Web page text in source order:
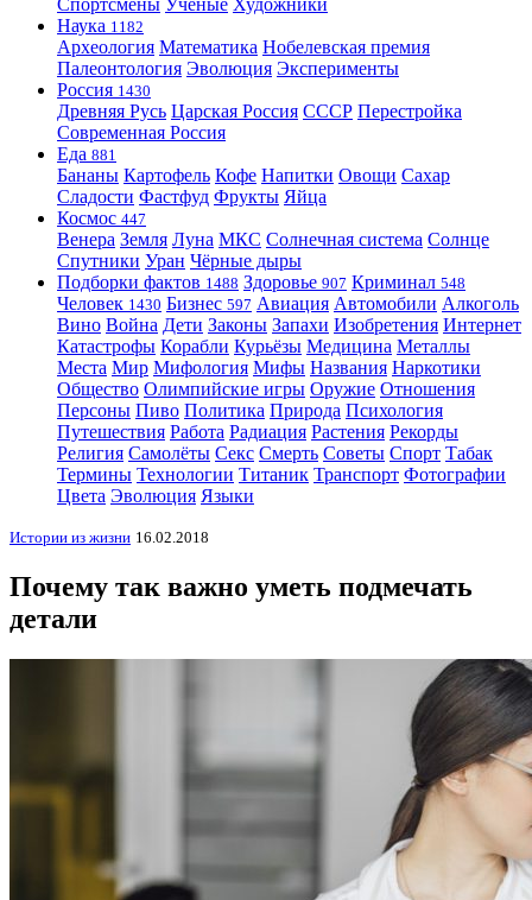
Спортсмены Учёные Художники
Наука 1182
Археология Математика Нобелевская премия
Палеонтология Эволюция Эксперименты
Россия 1430
Древняя Русь Царская Россия СССР Перестройка
Современная Россия
Еда 881
Бананы Картофель Кофе Напитки Овощи Сахар
Сладости Фастфуд Фрукты Яйца
Космос 447
Венера Земля Луна МКС Солнечная система Солнце
Спутники Уран Чёрные дыры
Подборки фактов 1488 Здоровье 907 Криминал 548
Человек 1430 Бизнес 597 Авиация Автомобили Алкоголь
Вино Война Дети Законы Запахи Изобретения Интернет
Катастрофы Корабли Курьёзы Медицина Металлы
Места Мир Мифология Мифы Названия Наркотики
Общество Олимпийские игры Оружие Отношения
Персоны Пиво Политика Природа Психология
Путешествия Работа Радиация Растения Рекорды
Религия Самолёты Секс Смерть Советы Спорт Табак
Термины Технологии Титаник Транспорт Фотографии
Цвета Эволюция Языки
Истории из жизни 16.02.2018
Почему так важно уметь подмечать
детали